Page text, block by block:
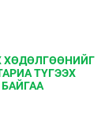
ХӨДӨЛГӨӨНИЙГ
ТҮГЭЭХ